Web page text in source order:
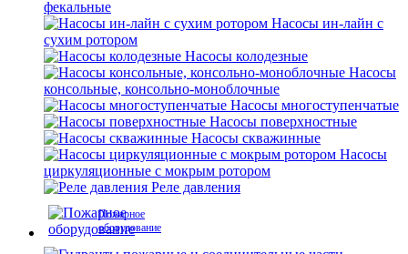
фекальные
Насосы ин-лайн с
сухим ротором
Насосы колодезные
Насосы
консольные, консольно-моноблочные
Насосы многоступенчатые
Насосы поверхностные
Насосы скважинные
Насосы
циркуляционные с мокрым ротором
Реле давления
Пожарное
оборудование